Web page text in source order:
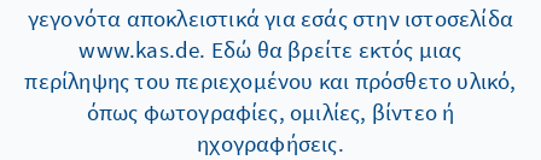
γεγονότα αποκλειστικά για εσάς στην ιστοσελίδα
www.kas.de. Εδώ θα βρείτε εκτός μιας
περίληψης του περιεχομένου και πρόσθετο υλικό,
όπως φωτογραφίες, ομιλίες, βίντεο ή
ηχογραφήσεις.